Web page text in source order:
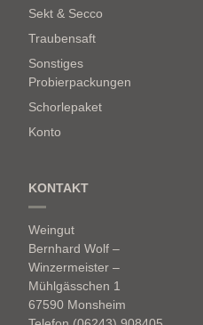
Sekt & Secco
Traubensaft
Sonstiges
Probierpackungen
Schorlepaket
Konto
KONTAKT
Weingut
Bernhard Wolf –
Winzermeister –
Mühlgässchen 1
67590 Monsheim